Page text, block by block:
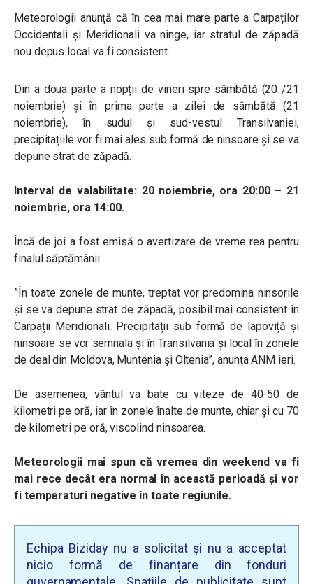
Meteorologii anunță că în cea mai mare parte a Carpaților
Occidentali și Meridionali va ninge, iar stratul de zăpadă
nou depus local va fi consistent.
Din a doua parte a nopții de vineri spre sâmbătă (20 /21
noiembrie) și în prima parte a zilei de sâmbătă (21
noiembrie), în sudul și sud-vestul Transilvaniei,
precipitațiile vor fi mai ales sub formă de ninsoare și se va
depune strat de zăpadă.
Interval de valabilitate: 20 noiembrie, ora 20:00 – 21
noiembrie, ora 14:00.
Încă de joi a fost emisă o avertizare de vreme rea pentru
finalul săptămânii.
”În toate zonele de munte, treptat vor predomina ninsorile
și se va depune strat de zăpadă, posibil mai consistent în
Carpații Meridionali. Precipitații sub formă de lapoviță și
ninsoare se vor semnala și în Transilvania și local în zonele
de deal din Moldova, Muntenia și Oltenia”, anunța ANM ieri.
De asemenea, vântul va bate cu viteze de 40-50 de
kilometri pe oră, iar în zonele înalte de munte, chiar și cu 70
de kilometri pe oră, viscolind ninsoarea.
Meteorologii mai spun că vremea din weekend va fi
mai rece decât era normal în această perioadă și vor
fi temperaturi negative în toate regiunile.
Echipa Biziday nu a solicitat și nu a acceptat
nicio formă de finanțare din fonduri